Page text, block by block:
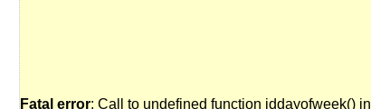
Fatal error: Call to undefined function jddayofweek() in